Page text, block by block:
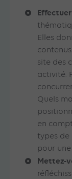
Elles
site des
activité.
Quels
en
types de
pour
Mettez-